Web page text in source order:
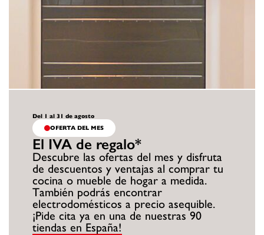
Del 1 al 31 de agosto
OFERTA DEL MES
El IVA de regalo*
Descubre las ofertas del mes y disfruta
de descuentos y ventajas al comprar tu
cocina o mueble de hogar a medida.
También podrás encontrar
electrodomésticos a precio asequible.
¡Pide cita ya en una de nuestras 90
tiendas en España!